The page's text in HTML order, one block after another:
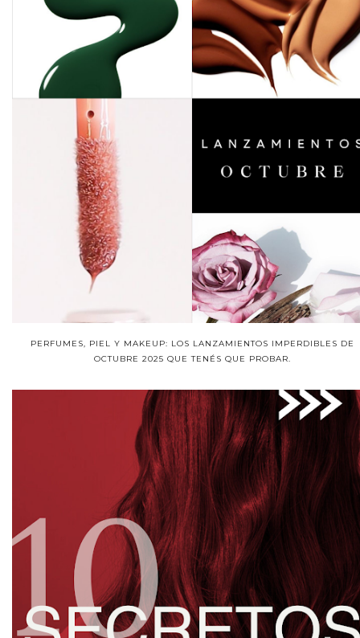
PERFUMES, PIEL Y MAKEUP: LOS LANZAMIENTOS IMPERDIBLES DE
OCTUBRE 2025 QUE TENÉS QUE PROBAR.